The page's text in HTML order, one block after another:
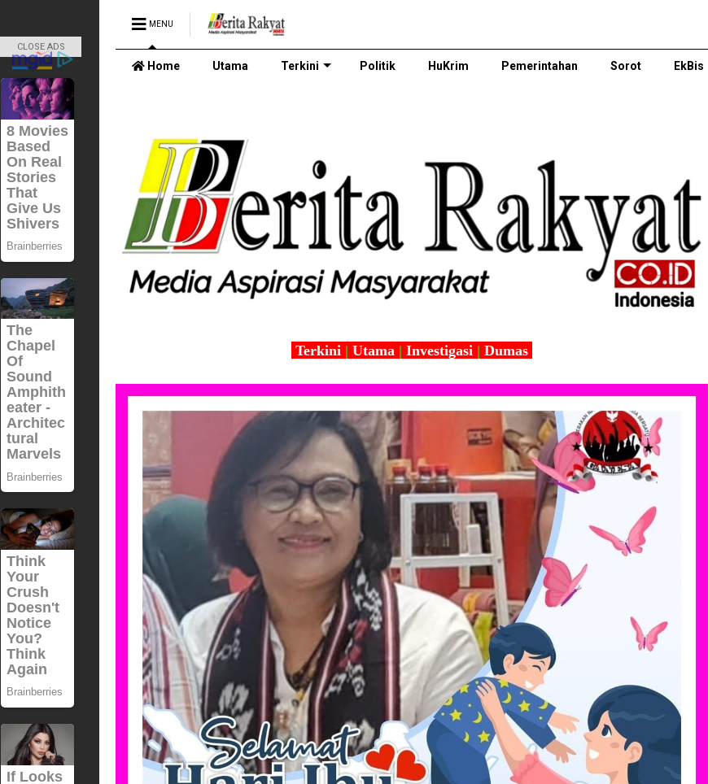
MENU
Home Utama Terkini Politik HuKrim Pemerintahan Sorot EkBis
Terkini | Utama | Investigasi | Dumas
CLOSE ADS